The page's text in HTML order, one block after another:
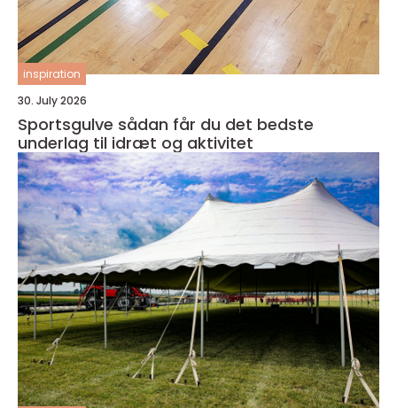
inspiration
30. July 2026
Sportsgulve sådan får du det bedste
underlag til idræt og aktivitet